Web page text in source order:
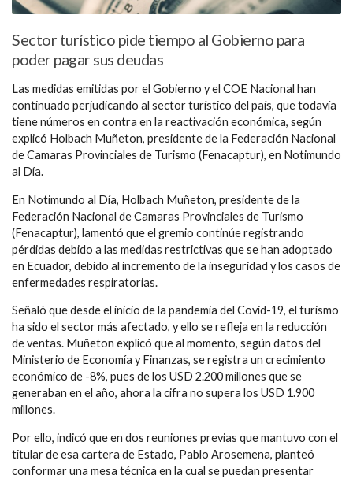
Sector turístico pide tiempo al Gobierno para
poder pagar sus deudas
Las medidas emitidas por el Gobierno y el COE Nacional han
continuado perjudicando al sector turístico del país, que todavía
tiene números en contra en la reactivación económica, según
explicó Holbach Muñeton, presidente de la Federación Nacional
de Camaras Provinciales de Turismo (Fenacaptur), en Notimundo
al Día.
En Notimundo al Día, Holbach Muñeton, presidente de la
Federación Nacional de Camaras Provinciales de Turismo
(Fenacaptur), lamentó que el gremio continúe registrando
pérdidas debido a las medidas restrictivas que se han adoptado
en Ecuador, debido al incremento de la inseguridad y los casos de
enfermedades respiratorias.
Señaló que desde el inicio de la pandemia del Covid-19, el turismo
ha sido el sector más afectado, y ello se refleja en la reducción
de ventas. Muñeton explicó que al momento, según datos del
Ministerio de Economía y Finanzas, se registra un crecimiento
económico de -8%, pues de los USD 2.200 millones que se
generaban en el año, ahora la cifra no supera los USD 1.900
millones.
Por ello, indicó que en dos reuniones previas que mantuvo con el
titular de esa cartera de Estado, Pablo Arosemena, planteó
conformar una mesa técnica en la cual se puedan presentar